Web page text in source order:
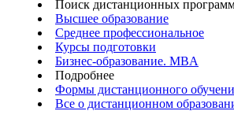
Поиск дистанционных
Высшее образование
Среднее профессиональное
Курсы подготовки
Бизнес-образование. MBA
Подробнее
Формы дистанционного
Все о дистанционном